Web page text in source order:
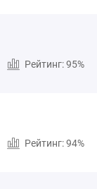
Рейтинг: 95%
Рейтинг: 94%